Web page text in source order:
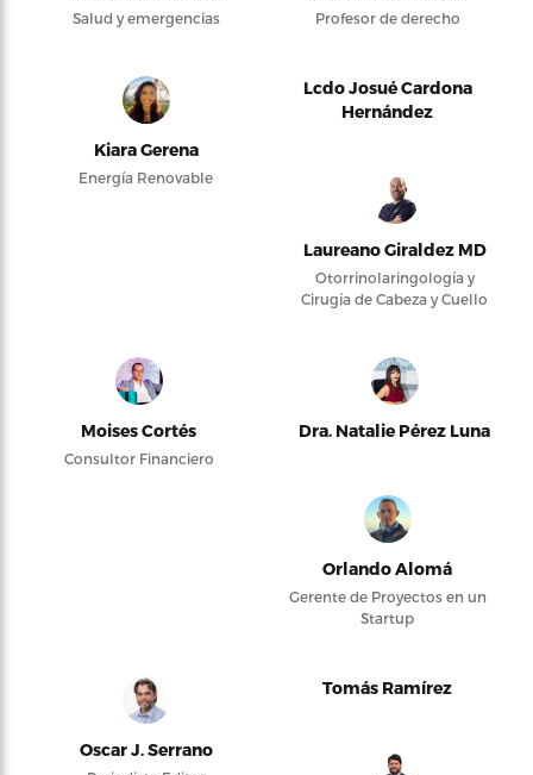
Salud y emergencias Profesor de derecho
Kiara Gerena
Energía Renovable
Lcdo Josué Cardona
Hernández
Laureano Giraldez MD
Otorrinolaringología y
Cirugía de Cabeza y Cuello
Moises Cortés
Consultor Financiero
Dra. Natalie Pérez Luna
Orlando Alomá
Gerente de Proyectos en un
Startup
Oscar J. Serrano
Tomás Ramírez